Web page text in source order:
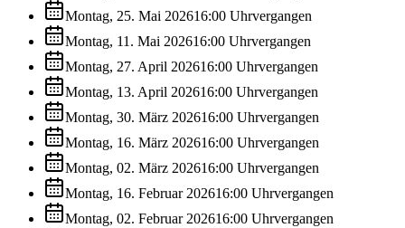
Montag, 25. Mai 202616:00 Uhrvergangen
Montag, 11. Mai 202616:00 Uhrvergangen
Montag, 27. April 202616:00 Uhrvergangen
Montag, 13. April 202616:00 Uhrvergangen
Montag, 30. März 202616:00 Uhrvergangen
Montag, 16. März 202616:00 Uhrvergangen
Montag, 02. März 202616:00 Uhrvergangen
Montag, 16. Februar 202616:00 Uhrvergangen
Montag, 02. Februar 202616:00 Uhrvergangen